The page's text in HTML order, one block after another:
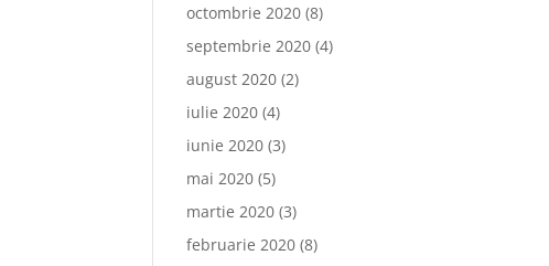
octombrie 2020 (8)
septembrie 2020 (4)
august 2020 (2)
iulie 2020 (4)
iunie 2020 (3)
mai 2020 (5)
martie 2020 (3)
februarie 2020 (8)